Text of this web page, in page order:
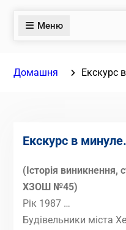
Меню
Домашня Екскурс
Екскурс в
(Історія виникнення,
ХЗОШ №45)
Рік 1987 …
Будівельники міста